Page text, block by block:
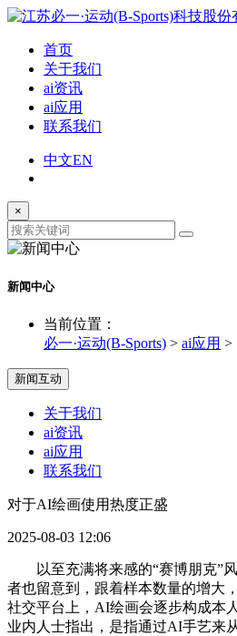
首页
关于我们
ai资讯
ai应用
联系我们
中文EN
×
新闻中心
当前位置：
必一·运动(B-Sports) > ai应用 >
新闻互动
关于我们
ai资讯
ai应用
联系我们
对于AI绘画使用热度正盛
2025-08-03 12:06
以至充满将来感的“赛博朋克”风
者也留意到，跟着样本数量的增大
社交平台上，AI绘画会逐步构成本
业内人士指出，是指通过AI手艺来